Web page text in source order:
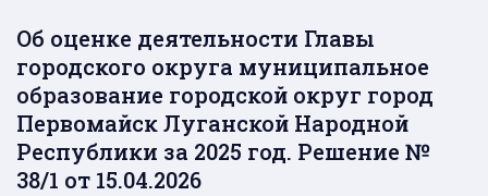
Об оценке деятельности Главы
городского округа муниципальное
образование городской округ город
Первомайск Луганской Народной
Республики за 2025 год. Решение №
38/1 от 15.04.2026